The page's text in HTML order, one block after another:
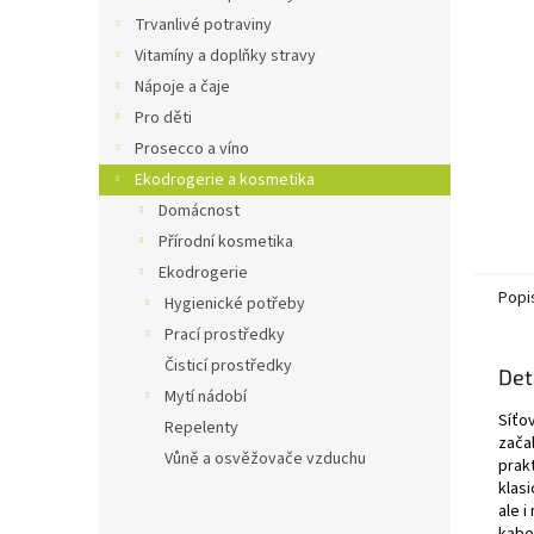
Trvanlivé potraviny
Vitamíny a doplňky stravy
Nápoje a čaje
Pro děti
Prosecco a víno
Ekodrogerie a kosmetika
Domácnost
Přírodní kosmetika
Ekodrogerie
Hygienické potřeby
Prací prostředky
Čisticí prostředky
Mytí nádobí
Repelenty
Vůně a osvěžovače vzduchu
ale i